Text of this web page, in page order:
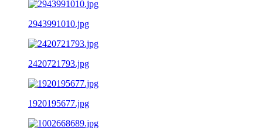
2943991010.jpg
2420721793.jpg
1920195677.jpg